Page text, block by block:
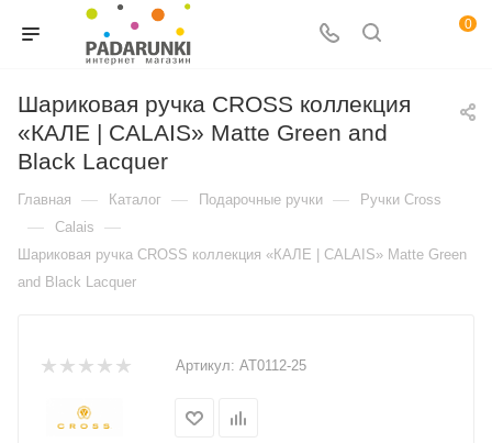
0
Шариковая ручка CROSS коллекция
«КАЛЕ | CALAIS» Matte Green and
Black Lacquer
Главная — Каталог — Подарочные ручки — Ручки Cross
— Calais —
Шариковая ручка CROSS коллекция «КАЛЕ | CALAIS» Matte Green
and Black Lacquer
Артикул: AT0112-25